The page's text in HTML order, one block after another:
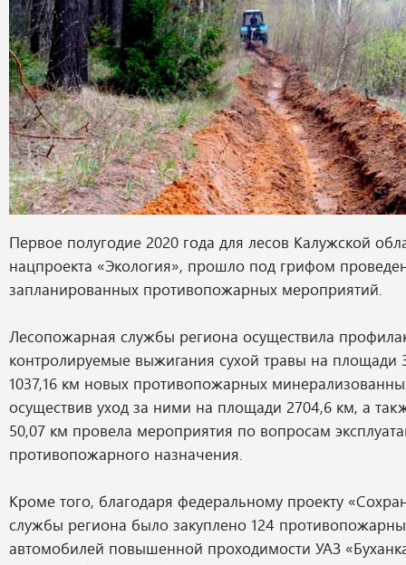
Первое полугодие 2020 года для лесов Калужской
нацпроекта «Экология», прошло под грифом
запланированных противопожарных мероприятий.
Лесопожарная службы региона осуществила
контролируемые выжигания сухой травы на площади
1037,16 км новых противопожарных
осуществив уход за ними на площади 2704,6 км, а
50,07 км провела мероприятия по вопросам
противопожарного назначения.
Кроме того, благодаря федеральному проекту
службы региона было закуплено 124
автомобилей повышенной проходимости УАЗ